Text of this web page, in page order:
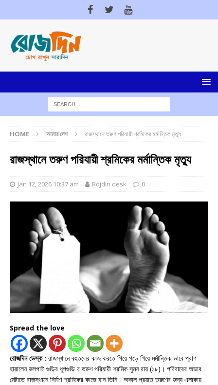
HOME আমার দেশ রাজস্থানে তরুণ পরিযায়ী শ্রমিকের মর্মান্তিক মৃত্যু
রাজস্থানে তরুণ পরিযায়ী শ্রমিকের মর্মান্তিক মৃত্যু
Jan 12, 2026 10:37 am Rojdin desk 0
Spread the love
রোজদিন ডেস্ক : রাজস্থানে বহুতলের কাজ করতে গিয়ে পড়ে গিয়ে মর্মান্তিক ভাবে প্রাণ
হারালেন জলপাই গুড়ির ধূপগুড়ি র তরুণ পরিযায়ী শ্রমিক সুমন রায় (১৮)। পরিবারের অভাব
মেটাতে রাজস্থানে নির্মাণ শ্রমিকের কাজে যান তিনি। অকাল প্রয়াত তরুণের জন্য এলাকায়